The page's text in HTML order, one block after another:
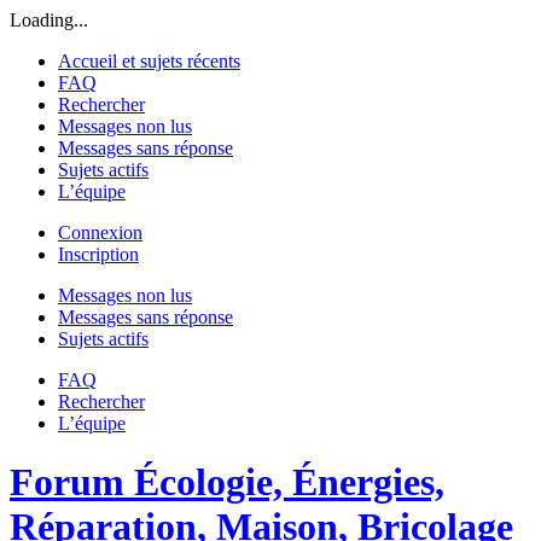
Loading...
Accueil et sujets récents
FAQ
Rechercher
Messages non lus
Messages sans réponse
Sujets actifs
L’équipe
Connexion
Inscription
Messages non lus
Messages sans réponse
Sujets actifs
FAQ
Rechercher
L’équipe
Forum Écologie, Énergies,
Réparation, Maison, Bricolage